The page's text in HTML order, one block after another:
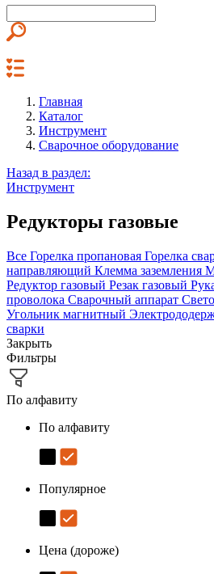
Главная
Каталог
Инструмент
Сварочное оборудование
Назад в раздел:
Инструмент
Редукторы газовые
Все Горелка пропановая Горелка
направляющий Клемма заземления
Редуктор газовый Резак газовый
проволока Сварочный аппарат
Угольник магнитный
сварки
Закрыть
Фильтры
По алфавиту
По алфавиту
Популярное
Цена (дороже)